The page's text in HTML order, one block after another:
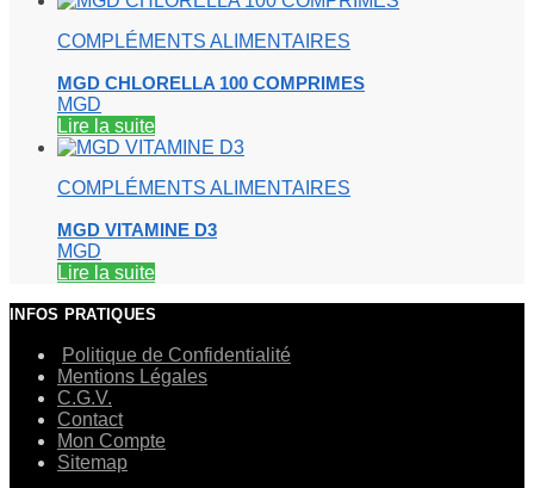
COMPLÉMENTS ALIMENTAIRES
MGD CHLORELLA 100 COMPRIMES
MGD
Lire la suite
COMPLÉMENTS ALIMENTAIRES
MGD VITAMINE D3
MGD
Lire la suite
INFOS PRATIQUES
Politique de Confidentialité
Mentions Légales
C.G.V.
Contact
Mon Compte
Sitemap